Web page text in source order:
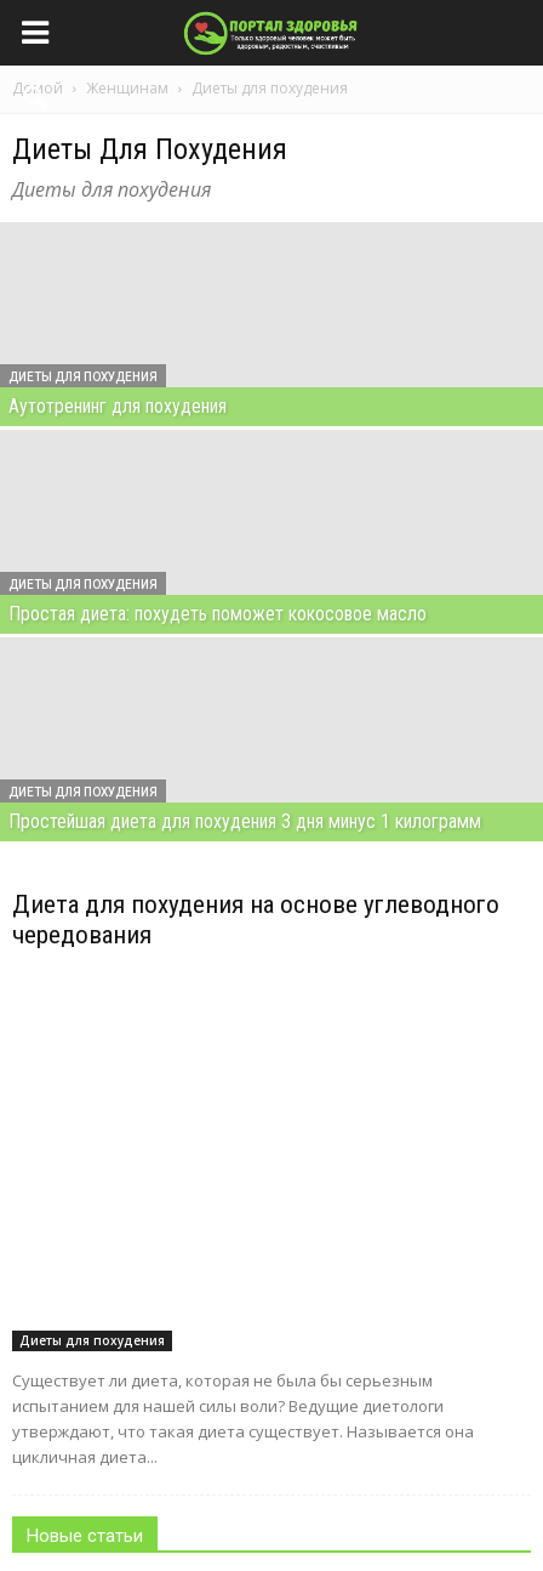
Домой Женщинам Диеты для похудения
Диеты Для Похудения
Диеты для похудения
ДИЕТЫ ДЛЯ ПОХУДЕНИЯ
Аутотренинг для похудения
ДИЕТЫ ДЛЯ ПОХУДЕНИЯ
Простая диета: похудеть поможет кокосовое масло
ДИЕТЫ ДЛЯ ПОХУДЕНИЯ
Простейшая диета для похудения 3 дня минус 1 килограмм
Диета для похудения на основе углеводного
чередования
Диеты для похудения
Существует ли диета, которая не была бы серьезным
испытанием для нашей силы воли? Ведущие диетологи
утверждают, что такая диета существует. Называется она
цикличная диета...
Новые статьи